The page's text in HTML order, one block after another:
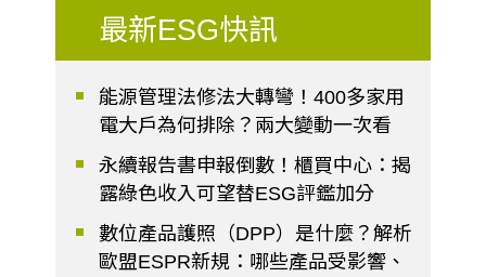
最新ESG快訊
能源管理法修法大轉彎！400多家用
電大戶為何排除？兩大變動一次看
永續報告書申報倒數！櫃買中心：揭
露綠色收入可望替ESG評鑑加分
數位產品護照（DPP）是什麼？解析
歐盟ESPR新規：哪些產品受影響、